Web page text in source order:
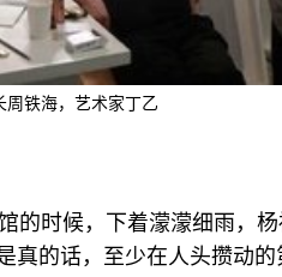
周铁海，艺术家丁乙
的时候，下着濛濛细雨，
真的话，至少在人头攒动